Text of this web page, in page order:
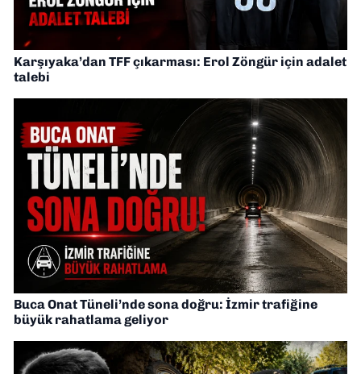
Karşıyaka’dan TFF çıkarması: Erol Zöngür için adalet
talebi
Buca Onat Tüneli’nde sona doğru: İzmir trafiğine
büyük rahatlama geliyor